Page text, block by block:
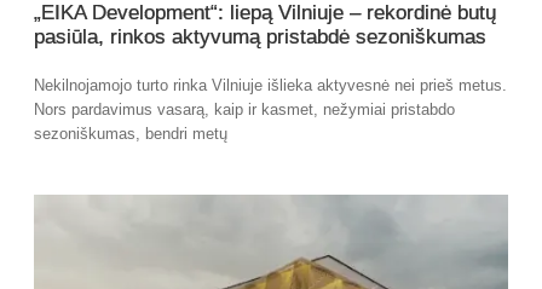
„EIKA Development“: liepą Vilniuje – rekordinė butų
pasiūla, rinkos aktyvumą pristabdė sezoniškumas
Nekilnojamojo turto rinka Vilniuje išlieka aktyvesnė nei prieš metus.
Nors pardavimus vasarą, kaip ir kasmet, nežymiai pristabdo
sezoniškumas, bendri metų